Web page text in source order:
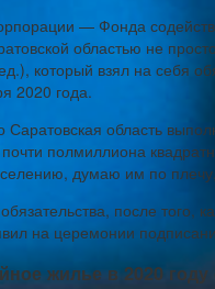
— Фонда
областью не
который взял на себя
2020 года.
Саратовская область
полмиллиона
думаю им по
после того,
на церемонии
жилье в 2020 году